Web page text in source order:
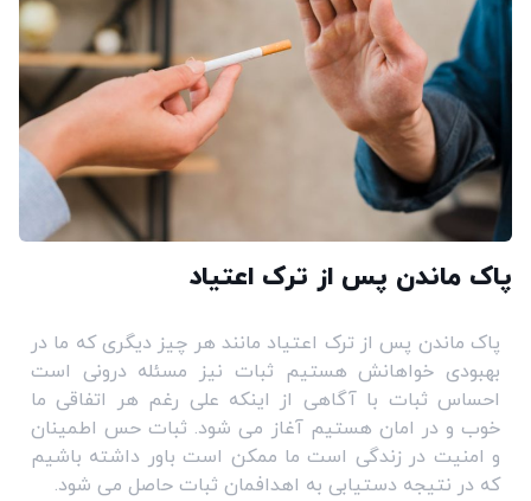
پاک ماندن پس از ترک اعتیاد
پاک ماندن پس از ترک اعتیاد مانند هر چیز دیگری که ما در
بهبودی خواهانش هستیم ثبات نیز مسئله درونی است
احساس ثبات با آگاهی از اینکه علی رغم هر اتفاقی ما
خوب و در امان هستیم آغاز می شود. ثبات حس اطمینان
و امنیت در زندگی است ما ممکن است باور داشته باشیم
که در نتیجه دستیابی به اهدافمان ثبات حاصل می شود.